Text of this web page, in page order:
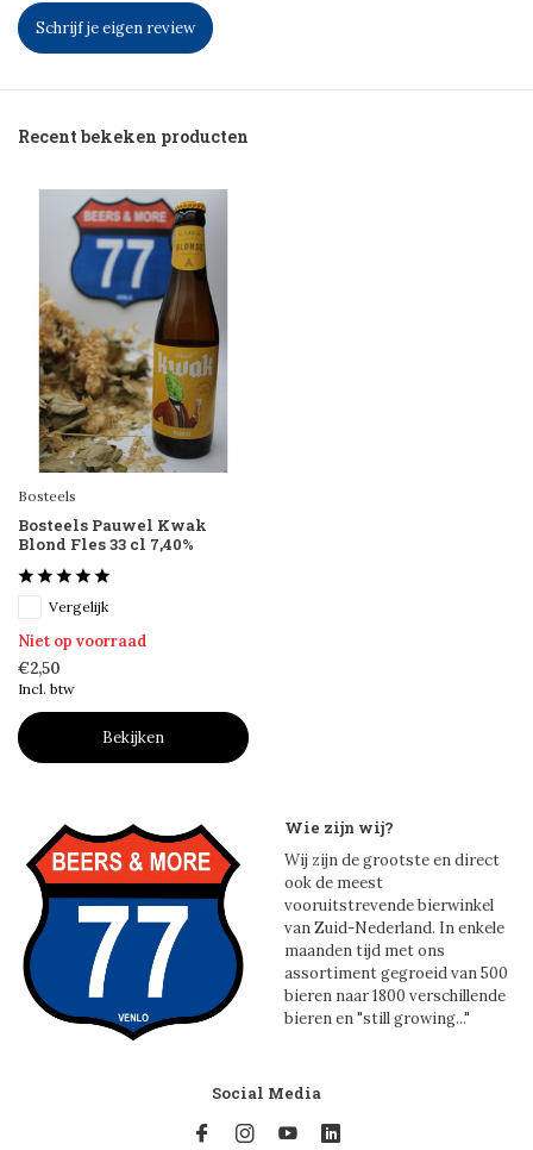
Schrijf je eigen review
Recent bekeken producten
Bosteels
Bosteels Pauwel Kwak
Blond Fles 33 cl 7,40%
Vergelijk
Niet op voorraad
€2,50
Incl. btw
Bekijken
Wie zijn wij?
Wij zijn de grootste en direct
ook de meest
vooruitstrevende bierwinkel
van Zuid-Nederland. In enkele
maanden tijd met ons
assortiment gegroeid van 500
bieren naar 1800 verschillende
bieren en "still growing..."
Social Media